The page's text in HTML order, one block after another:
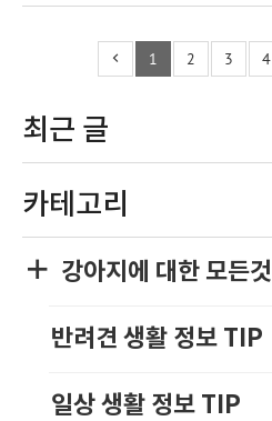
1 2 3 4
최근 글
카테고리
강아지에 대한 모든것
반려견 생활 정보 TIP
일상 생활 정보 TIP